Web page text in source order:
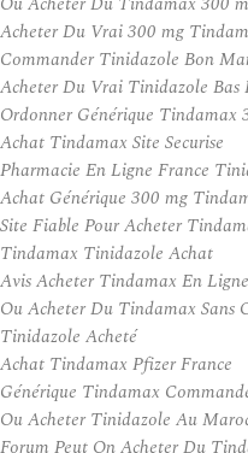
Acheter Du Vrai 300 mg
Commander Tinidazole Bon
Acheter Du Vrai Tinidazole Bas
Ordonner Générique Tindamax
Achat Tindamax Site Securise
Pharmacie En Ligne France
Achat Générique 300 mg
Site Fiable Pour Acheter
Tindamax Tinidazole Achat
Avis Acheter Tindamax En Ligne
Ou Acheter Du Tindamax Sans
Tinidazole Acheté
Achat Tindamax Pfizer France
Générique Tindamax
Ou Acheter Tinidazole Au